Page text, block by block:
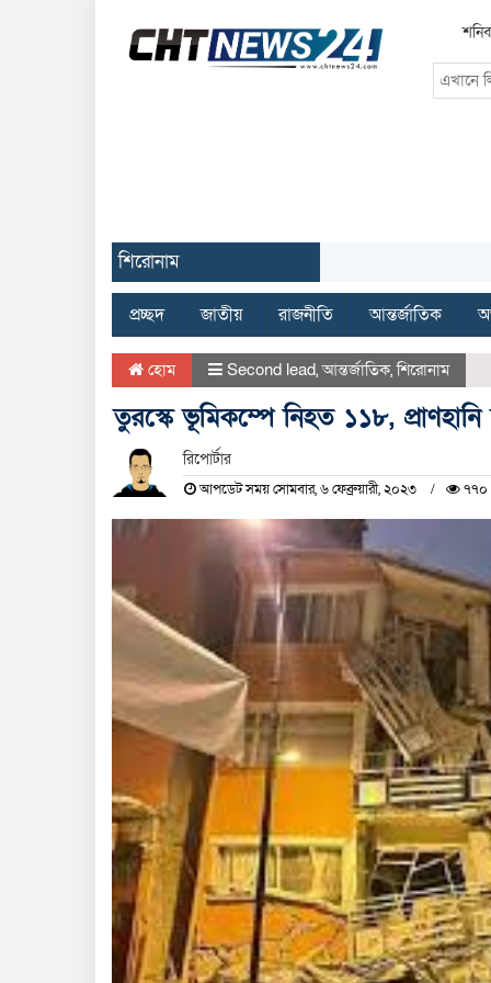
শিরোনাম
প্রচ্ছদ জাতীয় রাজনীতি আন্তর্জাতিক
হোম Second lead,আন্তর্জাতিক,শিরোনাম
তুরস্কে ভূমিকম্পে নিহত ১১৮, প্রাণহানি
রিপোর্টার
আপডেট সময় সোমবার, ৬ ফেব্রুয়ারী, ২০২৩ ৭৭০